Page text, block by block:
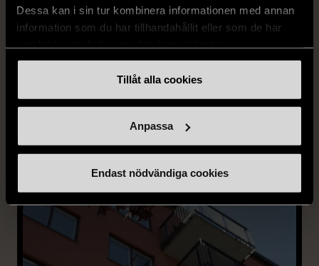
Dessa kan i sin tur kombinera informationen med annan
information som du har tillhandahållit eller som de har
Tillåt alla cookies
Anpassa
Endast nödvändiga cookies